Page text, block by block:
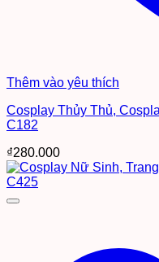
Thêm vào yêu thích
Cosplay Thủy Thủ,
C182
₫280.000